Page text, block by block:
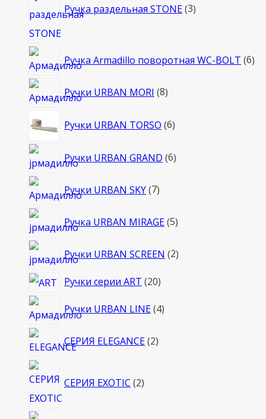
Ручка раздельная STONE 3товара
Ручка Armadillo поворотная WC-BOLT 66
Ручки URBAN MORI 88
Ручки URBAN TORSO 66
Ручки URBAN GRAND 66
Ручки URBAN SKY 77
Ручка URBAN MIRAGE 55
Ручки URBAN SCREEN 22
Ручки серии ART 2020
Ручки URBAN LINE 44
СЕРИЯ ELEGANCE 22
СЕРИЯ EXOTIC 2товара